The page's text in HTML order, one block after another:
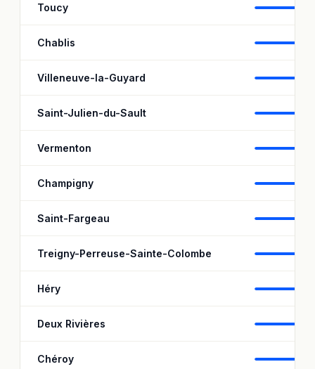
Toucy
Chablis
Villeneuve-la-Guyard
Saint-Julien-du-Sault
Vermenton
Champigny
Saint-Fargeau
Treigny-Perreuse-Sainte-Colombe
Héry
Deux Rivières
Chéroy